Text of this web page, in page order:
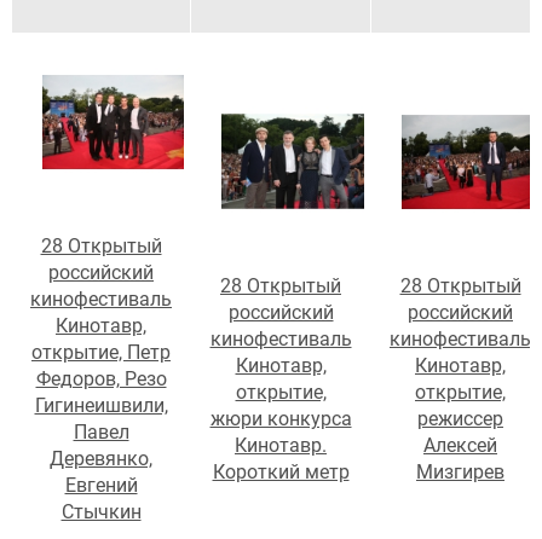
28 Открытый
российский
кинофестиваль
Кинотавр,
открытие, Петр
Федоров, Резо
Гигинеишвили,
Павел
Деревянко,
Евгений
Стычкин
28 Открытый
российский
кинофестиваль
Кинотавр,
открытие,
жюри конкурса
Кинотавр.
Короткий метр
28 Открытый
российский
кинофестиваль
Кинотавр,
открытие,
режиссер
Алексей
Мизгирев